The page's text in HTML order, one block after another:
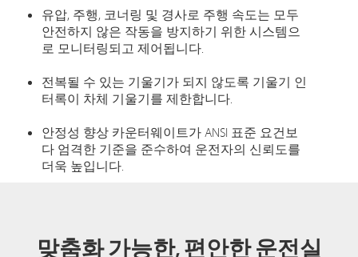
유압, 주행, 코너링 및 경사로 주행 속도는 모두
안전하지 않은 작동을 방지하기 위한 시스템으
로 모니터링되고 제어됩니다.
전복될 수 있는 기울기가 되지 않도록 기울기 인
터록이 차체 기울기를 제한합니다.
안정성 향상 카운터웨이트가 ANSI 표준 요건보
다 엄격한 기준을 준수하여 운전자의 신뢰도를
더욱 높입니다.
맞춤화 가능한, 편안한 운전실